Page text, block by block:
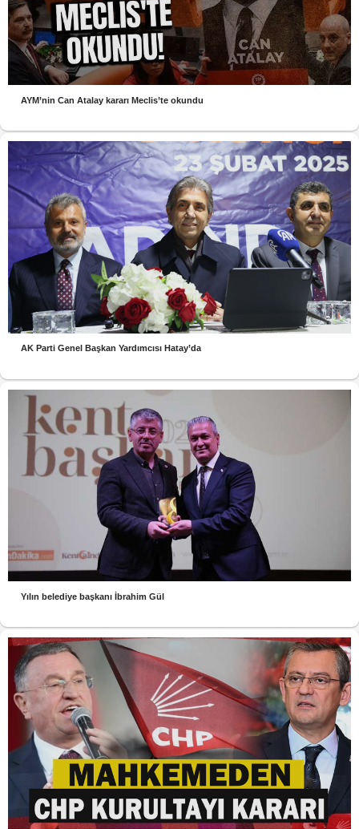
AYM’nin Can Atalay kararı Meclis’te okundu
AK Parti Genel Başkan Yardımcısı Hatay’da
Yılın belediye başkanı İbrahim Gül